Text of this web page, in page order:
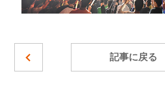
記事に戻る